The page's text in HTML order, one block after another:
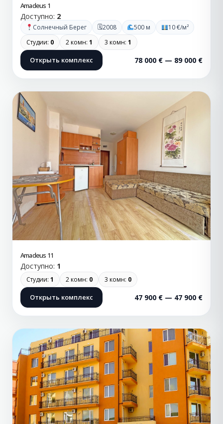
Amadeus 1
Доступно: 2
Солнечный Берег 🗓2008 500 м
10 €/м²
Студии: 0 2 комн: 1 3 комн: 1
Открыть комплекс 78 000 € — 89 000 €
Amadeus 11
Доступно: 1
Студии: 1 2 комн: 0 3 комн: 0
Открыть комплекс 47 900 € — 47 900 €